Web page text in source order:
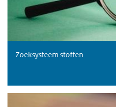
Zoeksysteem stoffen